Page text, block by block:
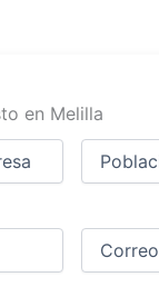
en Melilla
Ciudad
Correo
electrónico